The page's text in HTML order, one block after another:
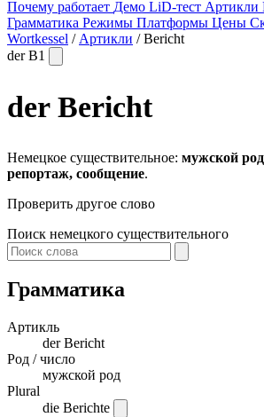
Почему работает Демо LiD-тест Артикли
Грамматика Режимы Платформы Цены
Wortkessel / Артикли / Bericht
derB1
derBericht
Немецкое существительное: мужской род
репортаж, сообщение.
Проверить другое слово
Поиск немецкого существительного
Грамматика
Артикль
derBericht
Род / число
мужской род
Plural
die Berichte